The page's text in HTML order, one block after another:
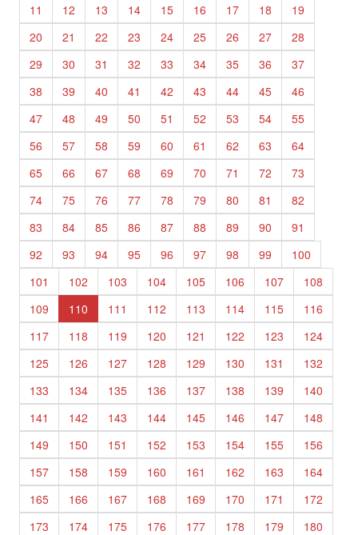
11
12 13 14 15 16 17 18
19
20
21 22 23 24 25 26 27
28
29
30 31 32 33 34 35 36
37
38
39 40 41 42 43 44 45
46
47
48 49 50 51 52 53 54
55
56
57 58 59 60 61 62 63
64
65
66 67 68 69 70 71 72
73
74
75 76 77 78 79 80 81
82
83
84 85 86 87 88 89 90
91
92
93 94 95 96 97 98 99
100
101
102 103 104 105 106 107
108
109
110 111 112 113 114 115
116
117
118 119 120 121 122 123
124
125
126 127 128 129 130 131
132
133
134 135 136 137 138 139
140
141
142 143 144 145 146 147
148
149
150 151 152 153 154 155
156
157
158 159 160 161 162 163
164
165
166 167 168 169 170 171
172
173
174 175 176 177 178 179
180